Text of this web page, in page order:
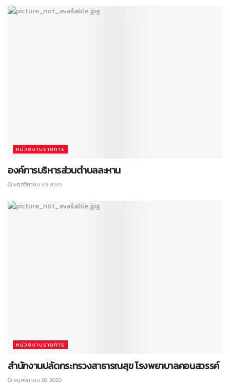
หน่วยงานราชการ
องค์การบริหารส่วนตำบลละหาน
พฤศจิกายน 30, 2020
หน่วยงานราชการ
สำนักงานปลัดกระทรวงสาธารณสุข โรงพยาบาลคอนสวรรค์
พฤศจิกายน 28, 2020